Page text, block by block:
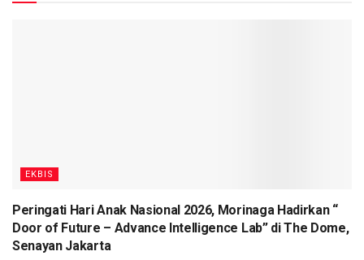
EKBIS
Peringati Hari Anak Nasional 2026, Morinaga Hadirkan “
Door of Future – Advance Intelligence Lab” di The Dome,
Senayan Jakarta